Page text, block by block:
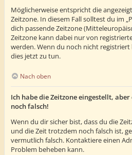
Möglicherweise entspricht die
Zeitzone. In diesem Fall solltest du im
dich passende Zeitzone
Zeitzone kann dabei nur von
werden. Wenn du noch nicht
dies jetzt zu tun.
Nach oben
Ich habe die Zeitzone eingestellt,
noch falsch!
Wenn du dir sicher bist, dass du die
und die Zeit trotzdem noch falsch ist,
vermutlich falsch. Kontaktiere einen
Problem beheben kann.